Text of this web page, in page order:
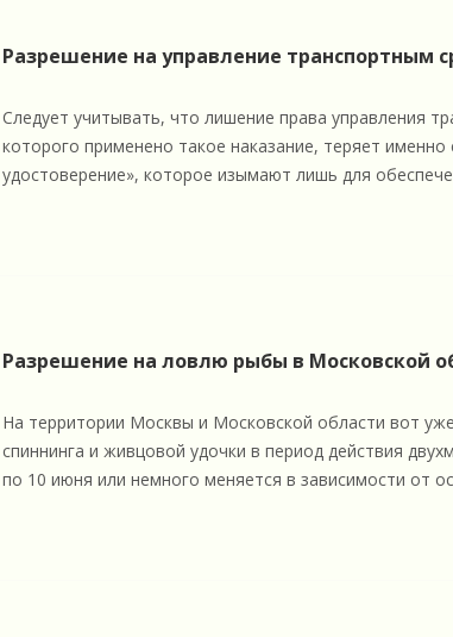
Разрешение на управление транспортным
Следует учитывать, что лишение права управления
которого применено такое наказание, теряет
удостоверение», которое изымают лишь для
Разрешение на ловлю рыбы в Московской
На территории Москвы и Московской области вот
спиннинга и живцовой удочки в период действия
по 10 июня или немного меняется в зависимости от